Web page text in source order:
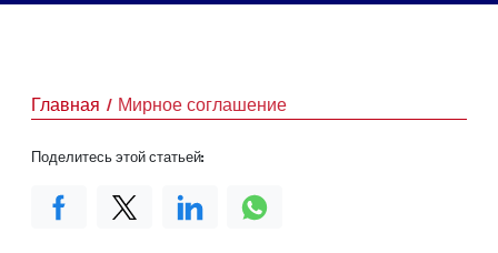
Главная Мирное соглашение
Поделитесь этой статьей: